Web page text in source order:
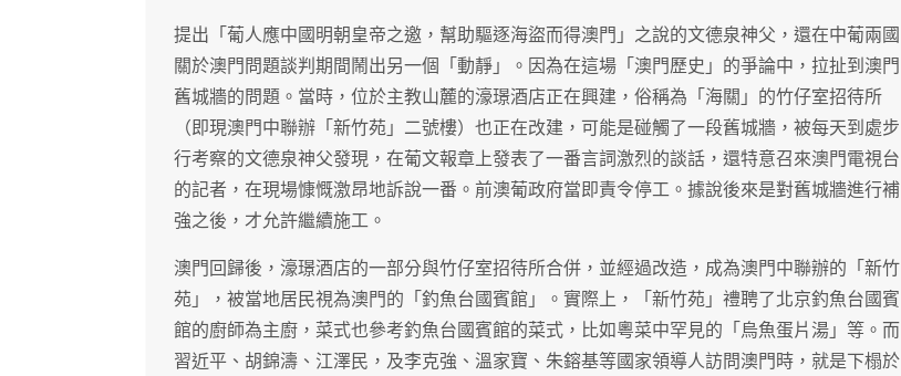
提出「葡人應中國明朝皇帝之邀，幫助驅逐海盜而得澳門」之說的文德泉神父，還在中葡兩國
關於澳門問題談判期間鬧出另一個「動靜」。因為在這場「澳門歷史」的爭論中，拉扯到澳門
舊城牆的問題。當時，位於主教山麓的濠璟酒店正在興建，俗稱為「海關」的竹仔室招待所
（即現澳門中聯辦「新竹苑」二號樓）也正在改建，可能是碰觸了一段舊城牆，被每天到處步
行考察的文德泉神父發現，在葡文報章上發表了一番言詞激烈的談話，還特意召來澳門電視台
的記者，在現場慷慨激昂地訴說一番。前澳葡政府當即責令停工。據說後來是對舊城牆進行補
強之後，才允許繼續施工。
澳門回歸後，濠璟酒店的一部分與竹仔室招待所合併，並經過改造，成為澳門中聯辦的「新竹
苑」，被當地居民視為澳門的「釣魚台國賓館」。實際上，「新竹苑」禮聘了北京釣魚台國賓
館的廚師為主廚，菜式也參考釣魚台國賓館的菜式，比如粵菜中罕見的「烏魚蛋片湯」等。而
習近平、胡錦濤、江澤民，及李克強、溫家寶、朱鎔基等國家領導人訪問澳門時，就是下榻於